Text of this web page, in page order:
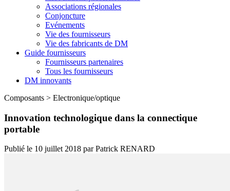
Associations régionales
Conjoncture
Evénements
Vie des fournisseurs
Vie des fabricants de DM
Guide fournisseurs
Fournisseurs partenaires
Tous les fournisseurs
DM innovants
Composants > Electronique/optique
Innovation technologique dans la connectique
portable
Publié le 10 juillet 2018 parPatrick RENARD